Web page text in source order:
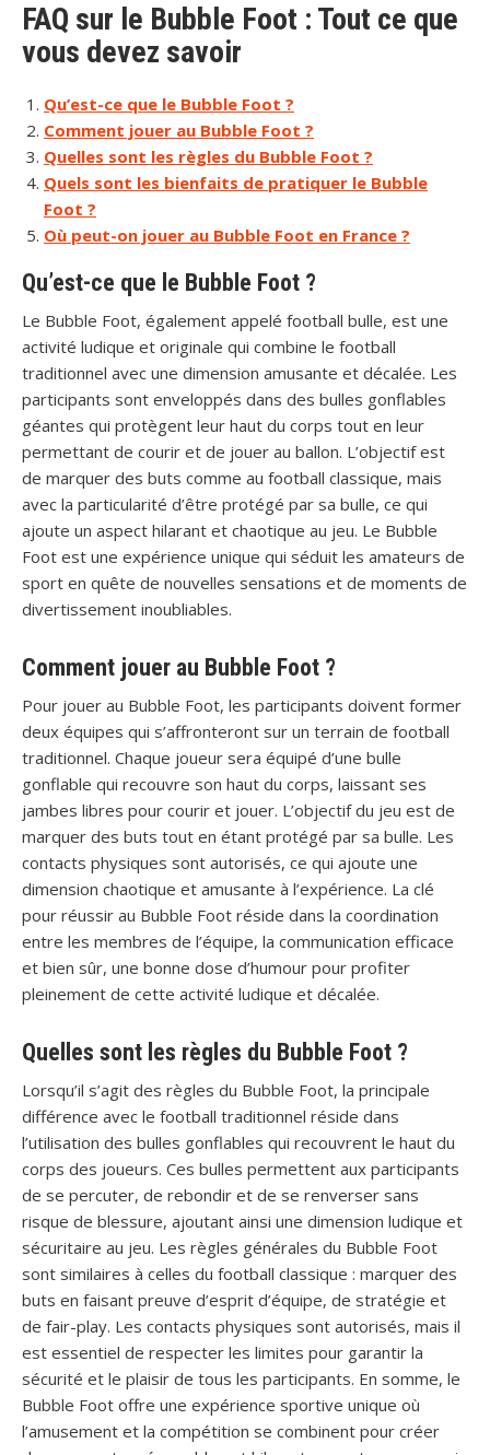
FAQ sur le Bubble Foot : Tout ce que
vous devez savoir
Qu’est-ce que le Bubble Foot ?
Comment jouer au Bubble Foot ?
Quelles sont les règles du Bubble Foot ?
Quels sont les bienfaits de pratiquer le Bubble
Foot ?
Où peut-on jouer au Bubble Foot en France ?
Qu’est-ce que le Bubble Foot ?
Le Bubble Foot, également appelé football bulle, est une
activité ludique et originale qui combine le football
traditionnel avec une dimension amusante et décalée. Les
participants sont enveloppés dans des bulles gonflables
géantes qui protègent leur haut du corps tout en leur
permettant de courir et de jouer au ballon. L’objectif est
de marquer des buts comme au football classique, mais
avec la particularité d’être protégé par sa bulle, ce qui
ajoute un aspect hilarant et chaotique au jeu. Le Bubble
Foot est une expérience unique qui séduit les amateurs de
sport en quête de nouvelles sensations et de moments de
divertissement inoubliables.
Comment jouer au Bubble Foot ?
Pour jouer au Bubble Foot, les participants doivent former
deux équipes qui s’affronteront sur un terrain de football
traditionnel. Chaque joueur sera équipé d’une bulle
gonflable qui recouvre son haut du corps, laissant ses
jambes libres pour courir et jouer. L’objectif du jeu est de
marquer des buts tout en étant protégé par sa bulle. Les
contacts physiques sont autorisés, ce qui ajoute une
dimension chaotique et amusante à l’expérience. La clé
pour réussir au Bubble Foot réside dans la coordination
entre les membres de l’équipe, la communication efficace
et bien sûr, une bonne dose d’humour pour profiter
pleinement de cette activité ludique et décalée.
Quelles sont les règles du Bubble Foot ?
Lorsqu’il s’agit des règles du Bubble Foot, la principale
différence avec le football traditionnel réside dans
l’utilisation des bulles gonflables qui recouvrent le haut du
corps des joueurs. Ces bulles permettent aux participants
de se percuter, de rebondir et de se renverser sans
risque de blessure, ajoutant ainsi une dimension ludique et
sécuritaire au jeu. Les règles générales du Bubble Foot
sont similaires à celles du football classique : marquer des
buts en faisant preuve d’esprit d’équipe, de stratégie et
de fair-play. Les contacts physiques sont autorisés, mais il
est essentiel de respecter les limites pour garantir la
sécurité et le plaisir de tous les participants. En somme, le
Bubble Foot offre une expérience sportive unique où
l’amusement et la compétition se combinent pour créer